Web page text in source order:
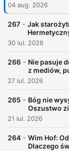
04 aug. 2026
267 - Jak
30 iul. 2026
266 - Nie pasuje
z mediów,
27 iul. 2026
265 - Bóg nie
Oszustwo
21 iul. 2026
264 - Wim Hof:
Dlaczego